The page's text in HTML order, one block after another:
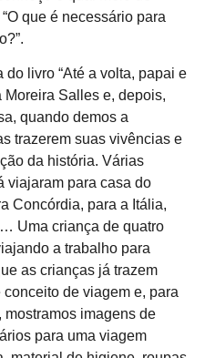
que é necessário para
do livro “Até a volta, papai e
Moreira Salles e, depois,
quando demos a
trazerem suas vivências e
da história. Várias
viajaram para casa do
Concórdia, para a Itália,
Uma criança de quatro
a trabalho para
as crianças já trazem
de viagem e, para
imagens de
para uma viagem